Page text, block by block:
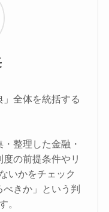
全体を統括する
整理した金融・
の前提条件やリ
いかをチェック
べきか」という判
。